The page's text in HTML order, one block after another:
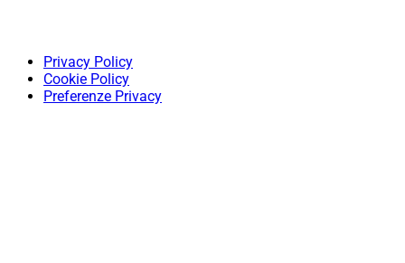
Privacy Policy
Cookie Policy
Preferenze Privacy